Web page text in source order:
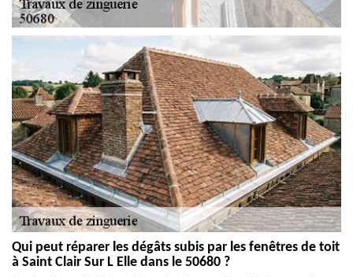
Qui peut réparer les dégâts subis par les fenêtres de toit
à Saint Clair Sur L Elle dans le 50680 ?